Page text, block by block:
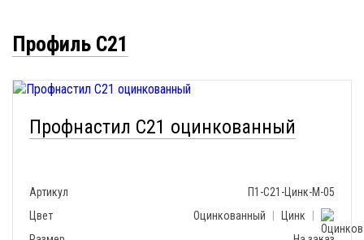
Профиль С21
Профнастил С21 оцинкованный
Артикул
П1-С21-Цинк-М-05
Цвет
Оцинкованный Цинк